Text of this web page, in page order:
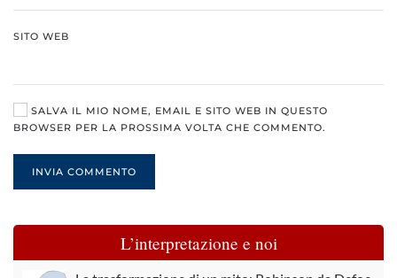
SITO WEB
SALVA IL MIO NOME, EMAIL E SITO WEB IN QUESTO
BROWSER PER LA PROSSIMA VOLTA CHE COMMENTO.
INVIA COMMENTO
L’interpretazione e noi